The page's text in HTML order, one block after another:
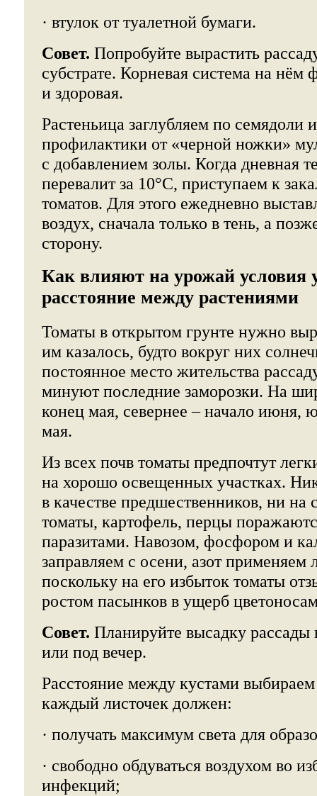
· втулок от туалетной бумаги.
Совет. Попробуйте вырастить
субстрате. Корневая система на нём
и здоровая.
Растеньица заглубляем по семядоли
профилактики от «черной ножки»
с добавлением золы. Когда дневная
перевалит за 10°С, приступаем к
томатов. Для этого ежедневно
воздух, сначала только в тень, а
сторону.
Как влияют на урожай условия
расстояние между растениями
Томаты в открытом грунте нужно
им казалось, будто вокруг них
постоянное место жительства
минуют последние заморозки. На
конец мая, севернее – начало июня,
мая.
Из всех почв томаты предпочтут
на хорошо освещенных участках.
в качестве предшественников, ни на
томаты, картофель, перцы
паразитами. Навозом, фосфором и
заправляем с осени, азот применяем
поскольку на его избыток томаты
ростом пасынков в ущерб
Совет. Планируйте высадку
или под вечер.
Расстояние между кустами выбираем
каждый листочек должен:
· получать максимум света для
· свободно обдуваться воздухом во
инфекций;